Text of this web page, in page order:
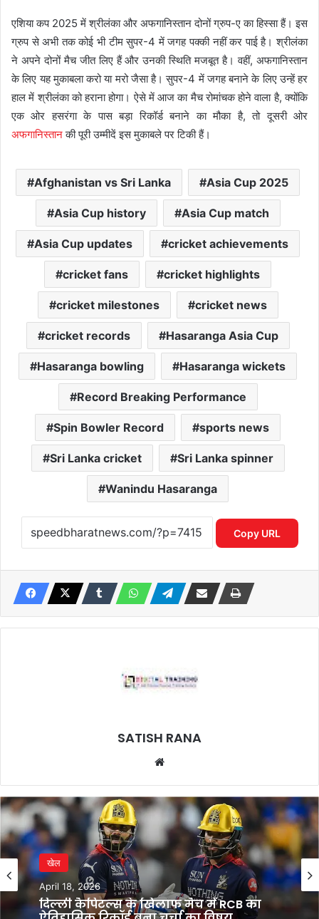
एशिया कप 2025 में श्रीलंका और अफगानिस्तान दोनों ग्रुप-ए का हिस्सा हैं। इस
ग्रुप से अभी तक कोई भी टीम सुपर-4 में जगह पक्की नहीं कर पाई है। श्रीलंका
ने अपने दोनों मैच जीत लिए हैं और उनकी स्थिति मजबूत है। वहीं, अफगानिस्तान
के लिए यह मुकाबला करो या मरो जैसा है। सुपर-4 में जगह बनाने के लिए उन्हें हर
हाल में श्रीलंका को हराना होगा। ऐसे में आज का मैच रोमांचक होने वाला है, क्योंकि
एक ओर हसरंगा के पास बड़ा रिकॉर्ड बनाने का मौका है, तो दूसरी ओर
अफगानिस्तानकी पूरी उम्मीदें इस मुकाबले पर टिकी हैं।
Afghanistan vs Sri Lanka Asia Cup 2025
Asia Cup history Asia Cup match
Asia Cup updates cricket achievements
cricket fans cricket highlights
cricket milestones cricket news
cricket records Hasaranga Asia Cup
Hasaranga bowling Hasaranga wickets
Record Breaking Performance
Spin Bowler Record sports news
Sri Lanka cricket Sri Lanka spinner
Wanindu Hasaranga
Copy URL
SATISH RANA
खेल
April 18, 2026
दिल्ली कैपिटल्स के खिलाफ मैच में RCB का